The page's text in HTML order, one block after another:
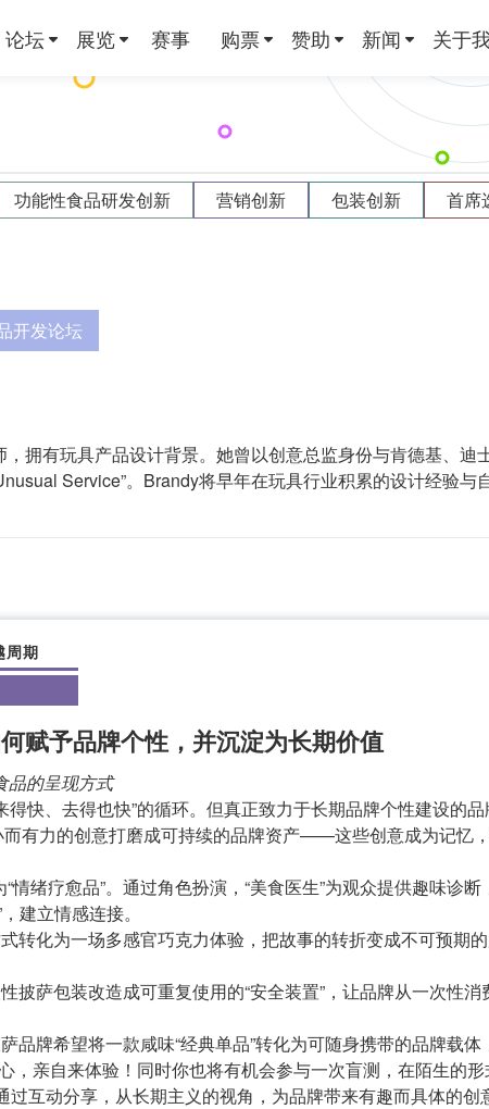
论坛 展览 赛事 购票 赞助 新闻 关于
功能性食品研发创新 营销创新 包装创新
首席
开发论坛
拥有玩具产品设计背景。她曾以创意总监身份与肯德基、迪
Service”。Brandy将早年在玩具行业积累的设计经验与
周期
赋予品牌个性，并沉淀为长期价值
品的呈现方式
快、去得也快”的循环。但真正致力于长期品牌个性建设的
有力的创意打磨成可持续的品牌资产——这些创意成为记忆
绪疗愈品”。通过角色扮演，“美食医生”为观众提供趣味诊断
建立情感连接。
转化为一场多感官巧克力体验，把故事的转折变成不可预期
披萨包装改造成可重复使用的“安全装置”，让品牌从一次性
品牌希望将一款咸味“经典单品”转化为可随身携带的品牌载
，亲自来体验！同时你也将有机会参与一次盲测，在陌生的形
互动分享，从长期主义的视角，为品牌带来有趣而具体的创